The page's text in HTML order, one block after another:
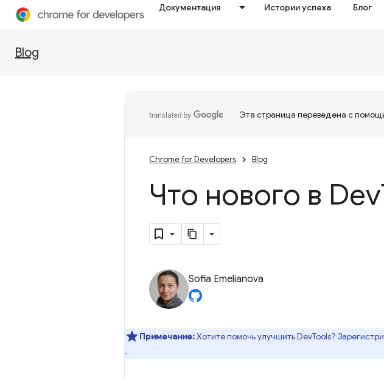
Документация Истории успеха Блог
Blog
Эта страница переведена с
Chrome for Developers Blog
Что нового в Dev
Sofia Emelianova
Примечание:Хотите помочь улучшить DevTools?
.